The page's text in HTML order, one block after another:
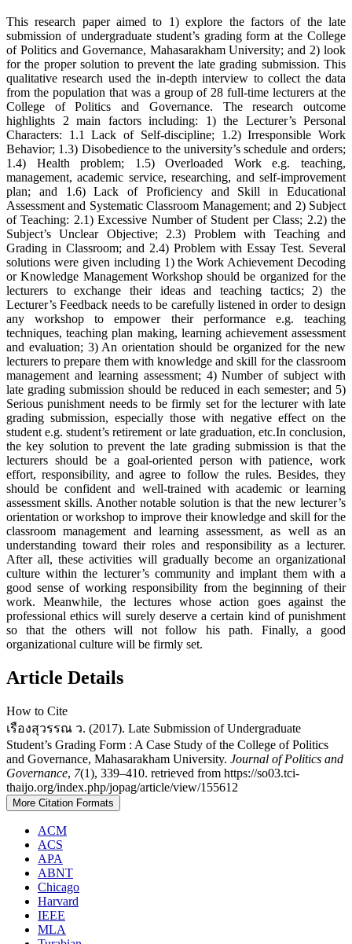
This research paper aimed to 1) explore the factors of the late
submission of undergraduate student’s grading form at the College
of Politics and Governance, Mahasarakham University; and 2) look
for the proper solution to prevent the late grading submission. This
qualitative research used the in-depth interview to collect the data
from the population that was a group of 28 full-time lecturers at the
College of Politics and Governance. The research outcome
highlights 2 main factors including: 1) the Lecturer’s Personal
Characters: 1.1 Lack of Self-discipline; 1.2) Irresponsible Work
Behavior; 1.3) Disobedience to the university’s schedule and orders;
1.4) Health problem; 1.5) Overloaded Work e.g. teaching,
management, academic service, researching, and self-improvement
plan; and 1.6) Lack of Proficiency and Skill in Educational
Assessment and Systematic Classroom Management; and 2) Subject
of Teaching: 2.1) Excessive Number of Student per Class; 2.2) the
Subject’s Unclear Objective; 2.3) Problem with Teaching and
Grading in Classroom; and 2.4) Problem with Essay Test. Several
solutions were given including 1) the Work Achievement Decoding
or Knowledge Management Workshop should be organized for the
lecturers to exchange their ideas and teaching tactics; 2) the
Lecturer’s Feedback needs to be carefully listened in order to design
any workshop to empower their performance e.g. teaching
techniques, teaching plan making, learning achievement assessment
and evaluation; 3) An orientation should be organized for the new
lecturers to prepare them with knowledge and skill for the classroom
management and learning assessment; 4) Number of subject with
late grading submission should be reduced in each semester; and 5)
Serious punishment needs to be firmly set for the lecturer with late
grading submission, especially those with negative effect on the
student e.g. student’s retirement or late graduation, etc.In conclusion,
the key solution to prevent the late grading submission is that the
lecturers should be a goal-oriented person with patience, work
effort, responsibility, and agree to follow the rules. Besides, they
should be confident and well-trained with academic or learning
assessment skills. Another notable solution is that the new lecturer’s
orientation or workshop to improve their knowledge and skill for the
classroom management and learning assessment, as well as an
understanding toward their roles and responsibility as a lecturer.
After all, these activities will gradually become an organizational
culture within the lecturer’s community and implant them with a
good sense of working responsibility from the beginning of their
work. Meanwhile, the lectures whose action goes against the
professional ethics will surely deserve a certain kind of punishment
so that the others will not follow his path. Finally, a good
organizational culture will be firmly set.
Article Details
How to Cite
เรืองสุวรรณ ว. (2017). Late Submission of Undergraduate
Student’s Grading Form : A Case Study of the College of Politics
and Governance, Mahasarakham University. Journal of Politics and
Governance, 7(1), 339–410. retrieved from https://so03.tci-
thaijo.org/index.php/jopag/article/view/155612
More Citation Formats
ACM
ACS
APA
ABNT
Chicago
Harvard
IEEE
MLA